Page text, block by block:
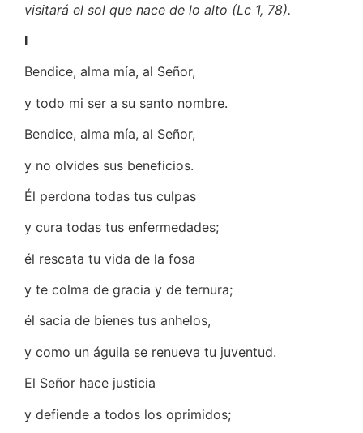
visitará el sol que nace de lo alto (Lc 1, 78).
I
Bendice, alma mía, al Señor,
y todo mi ser a su santo nombre.
Bendice, alma mía, al Señor,
y no olvides sus beneficios.
Él perdona todas tus culpas
y cura todas tus enfermedades;
él rescata tu vida de la fosa
y te colma de gracia y de ternura;
él sacia de bienes tus anhelos,
y como un águila se renueva tu juventud.
El Señor hace justicia
y defiende a todos los oprimidos;